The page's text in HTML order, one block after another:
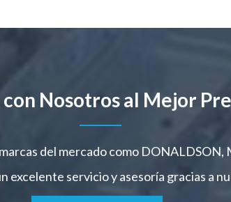
con Nosotros al Mejor
del mercado como DONALDSON,
excelente servicio y asesoría gracias a